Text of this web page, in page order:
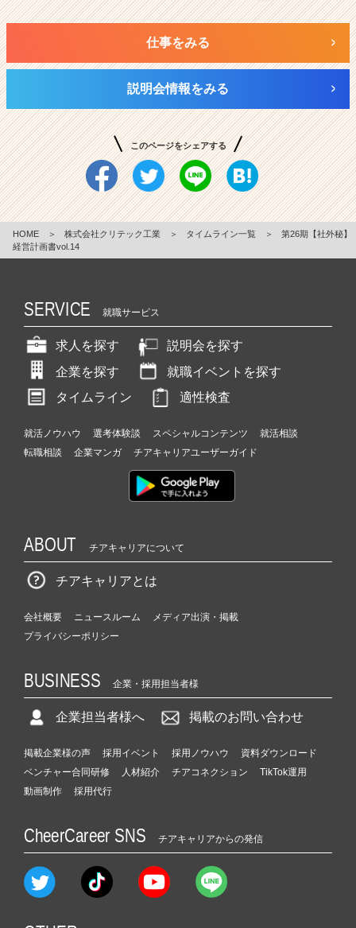
仕事をみる
説明会情報をみる
このページをシェアする
HOME ＞ 株式会社クリテック工業 ＞ タイムライン一覧 ＞
第26期【社外秘】
経営計画書vol.14
SERVICE 就職サービス
求人を探す
説明会を探す
企業を探す
就職イベントを探す
タイムライン
適性検査
就活ノウハウ 選考体験談 スペシャルコンテンツ
就活相談
転職相談
企業マンガ チアキャリアユーザーガイド
ABOUT チアキャリアについて
チアキャリアとは
会社概要 ニュースルーム
メディア出演・掲載
プライバシーポリシー
BUSINESS 企業・採用担当者様
企業担当者様へ 掲載のお問い合わせ
掲載企業様の声 採用イベント 採用ノウハウ
資料ダウンロード
ベンチャー合同研修
人材紹介 チアコネクション
TikTok運用
動画制作
採用代行
CheerCareer SNS チアキャリアからの発信